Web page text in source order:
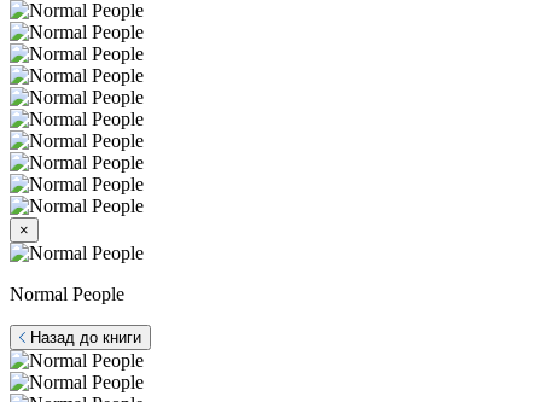
×
Normal People
Назад до книги